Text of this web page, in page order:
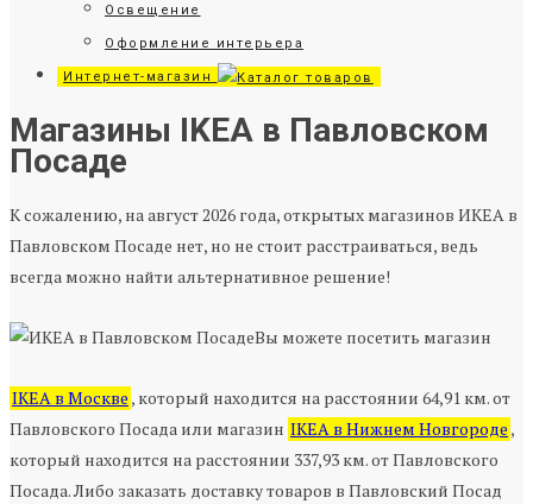
Освещение
Оформление интерьера
Интернет-магазин
Магазины IKEA в Павловском
Посаде
К сожалению, на август 2026 года, открытых магазинов ИКЕА в
Павловском Посаде нет, но не стоит расстраиваться, ведь
всегда можно найти альтернативное решение!
Вы можете посетить магазин
IKEA в Москве , который находится на расстоянии 64,91 км. от
Павловского Посада или магазин IKEA в Нижнем Новгороде ,
который находится на расстоянии 337,93 км. от Павловского
Посада. Либо заказать доставку товаров в Павловский Посад